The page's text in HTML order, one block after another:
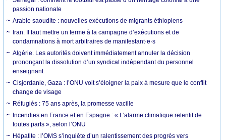
passion nationale
Arabie saoudite : nouvelles exécutions de migrants éthiopiens
Iran. Il faut mettre un terme à la campagne d’exécutions et de
condamnations à mort arbitraires de manifestant·e·s
Algérie. Les autorités doivent immédiatement annuler la décision
prononçant la dissolution d’un syndicat indépendant du personnel
enseignant
Cisjordanie, Gaza : l’ONU voit s’éloigner la paix à mesure que le conflit
change de visage
Réfugiés : 75 ans après, la promesse vacille
Incendies en France et en Espagne : « L'alarme climatique retentit de
toutes parts », selon l’ONU
Hépatite : l’OMS s’inquiète d’un ralentissement des progrès vers